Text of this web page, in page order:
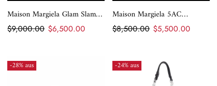
Maison Margiela Glam Slam
Mini Bag
$9,000.00 $6,500.00
Maison Margiela 5AC
Pochette Bag
$8,500.00 $5,500.00
-28% aus -24% aus